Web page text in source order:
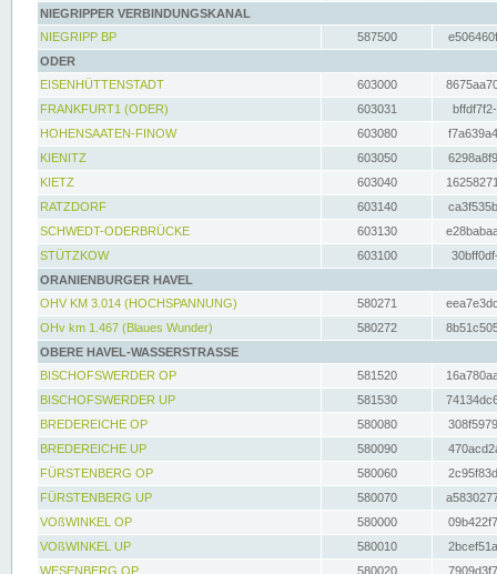
NIEGRIPPER VERBINDUNGSKANAL
NIEGRIPP BP
587500
ODER
EISENHÜTTENSTADT
603000
FRANKFURT1 (ODER)
603031
HOHENSAATEN-FINOW
603080
KIENITZ
603050
KIETZ
603040
RATZDORF
603140
SCHWEDT-ODERBRÜCKE
603130
STÜTZKOW
603100
ORANIENBURGER HAVEL
OHV KM 3.014 (HOCHSPANNUNG)
580271
OHv km 1.467 (Blaues Wunder)
580272
OBERE HAVEL-WASSERSTRASSE
BISCHOFSWERDER OP
581520
BISCHOFSWERDER UP
581530
BREDEREICHE OP
580080
BREDEREICHE UP
580090
FÜRSTENBERG OP
580060
FÜRSTENBERG UP
580070
VOßWINKEL OP
580000
VOßWINKEL UP
580010
WESENBERG OP
580020